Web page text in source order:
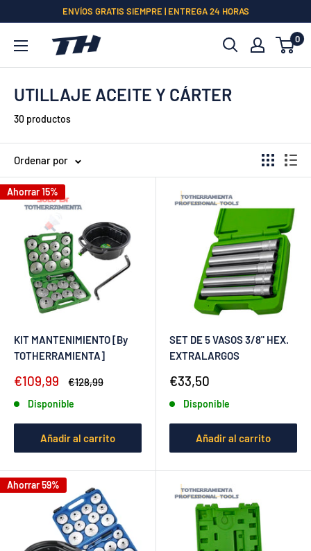
contenido
ENVÍOS GRATIS SIEMPRE | ENTREGA 24 HORAS
0
UTILLAJE ACEITE Y CÁRTER
30 productos
Ordenar por
Ahorrar 15%
KIT MANTENIMIENTO [By
TOTHERRAMIENTA]
Precio
venta
€109,99
Precio
€128,99
Disponible
Añadir al carrito
SET DE 5 VASOS 3/8" HEX.
EXTRALARGOS
Precio
venta
€33,50
Disponible
Añadir al carrito
Ahorrar 59%